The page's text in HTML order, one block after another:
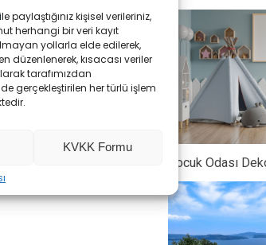
ile paylaştığınız kişisel verileriniz,
herhangi bir veri kayıt
yollarla elde edilerek,
düzenlenerek, kısacası veriler
tarafımızdan
gerçekleştirilen her türlü işlem
KVKK Formu
Çocuk Odası